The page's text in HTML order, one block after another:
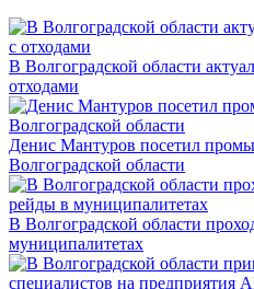
В Волгоградской области
отходами
Денис Мантуров посетил
Волгоградской области
В Волгоградской области
муниципалитетах